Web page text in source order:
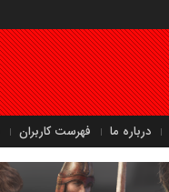
درباره ما فهرست کاربران